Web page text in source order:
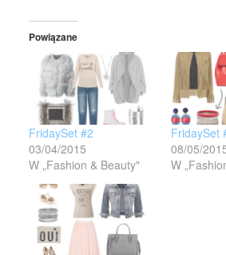
Powiązane
FridaySet #2
03/04/2015
W „Fashion & Beauty"
FridaySet
08/05/
W